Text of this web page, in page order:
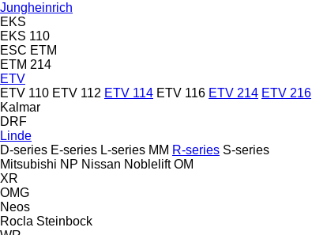
Jungheinrich
EKS
EKS 110
ESC ETM
ETM 214
ETV
ETV 110 ETV 112 ETV 114 ETV 116 ETV 214 ETV 216
Kalmar
DRF
Linde
D-series E-series L-series MM R-series S-series
Mitsubishi NP Nissan Noblelift OM
XR
OMG
Neos
Rocla Steinbock